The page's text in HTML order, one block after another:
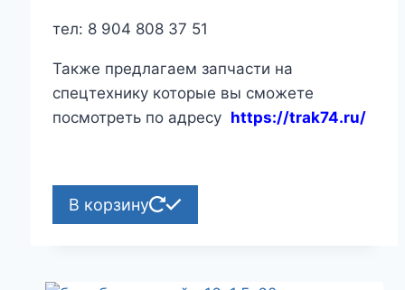
тел: 8 904 808 37 51
Также предлагаем запчасти на
спецтехнику которые вы сможете
посмотреть по адресу https://trak74.ru/
В корзину